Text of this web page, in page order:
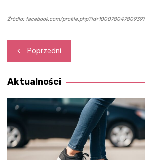
Źródło: facebook.com/profile.php?id=100078047809397
Nawigacja
wpisu
Poprzedni
Aktualności